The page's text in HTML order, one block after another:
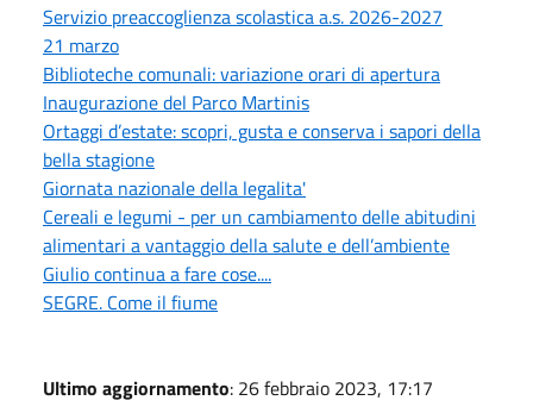
Servizio preaccoglienza scolastica a.s. 2026-2027
21 marzo
Biblioteche comunali: variazione orari di apertura
Inaugurazione del Parco Martinis
Ortaggi d’estate: scopri, gusta e conserva i sapori della
bella stagione
Giornata nazionale della legalita'
Cereali e legumi - per un cambiamento delle abitudini
alimentari a vantaggio della salute e dell’ambiente
Giulio continua a fare cose....
SEGRE. Come il fiume
Ultimo aggiornamento: 26 febbraio 2023, 17:17